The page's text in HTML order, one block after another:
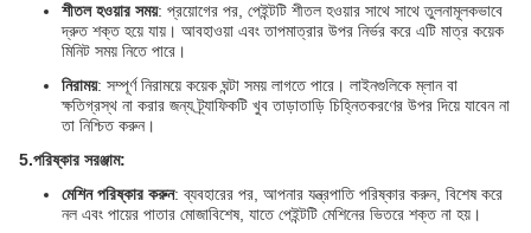
শীতল হওয়ার সময়: প্রয়োগের পর, পেইন্টটি শীতল হওয়ার সাথে সাথে তুলনামূলকভাবে
দ্রুত শক্ত হয়ে যায়। আবহাওয়া এবং তাপমাত্রার উপর নির্ভর করে এটি মাত্র কয়েক
মিনিট সময় নিতে পারে।
নিরাময়: সম্পূর্ণ নিরাময়ে কয়েক ঘন্টা সময় লাগতে পারে। লাইনগুলিকে ম্লান বা
ক্ষতিগ্রস্থ না করার জন্য ট্র্যাফিকটি খুব তাড়াতাড়ি চিহ্নিতকরণের উপর দিয়ে যাবেন না
তা নিশ্চিত করুন।
5.পরিষ্কার সরঞ্জাম:
মেশিন পরিষ্কার করুন: ব্যবহারের পর, আপনার যন্ত্রপাতি পরিষ্কার করুন, বিশেষ করে
নল এবং পায়ের পাতার মোজাবিশেষ, যাতে পেইন্টটি মেশিনের ভিতরে শক্ত না হয়।